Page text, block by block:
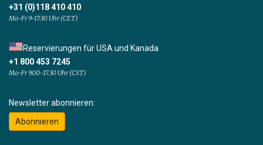
+31 (0)118 410 410
Mo-Fr 9-17:30 Uhr (CET)
Reservierungen für USA und Kanada
+1 800 453 7245
Mo-Fr 9.00-17.30 Uhr (CST)
Newsletter abonnieren:
Abonnieren